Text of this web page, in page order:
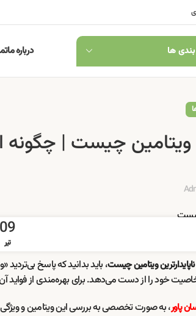
ها درباره ما
ویتامین چیست |
09
تیر
ناپایدارترین ویتامین چیست
خود را از دست می‌دهد. برای بهره‌مندی از فواید
پاور، به صورت تخصصی به بررسی این ویتامین و ویژگی